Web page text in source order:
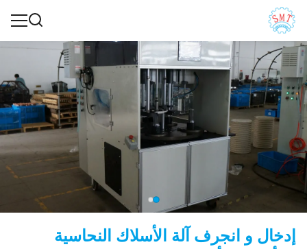
إدخال و انجرف آلة الأسلاك النحاسية